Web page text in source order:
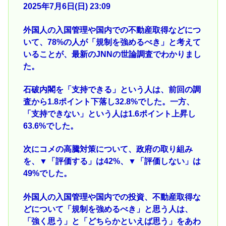
2025年7月6日(日) 23:09
外国人の入国管理や国内での不動産取得などにつ
いて、78%の人が「規制を強めるべき」と考えて
いることが、最新のJNNの世論調査でわかりまし
た。
石破内閣を「支持できる」という人は、前回の調
査から1.8ポイント下落し32.8%でした。一方、
「支持できない」という人は1.6ポイント上昇し
63.6%でした。
次にコメの高騰対策について、政府の取り組み
を、▼「評価する」は42%、▼「評価しない」は
49%でした。
外国人の入国管理や国内での投資、不動産取得な
どについて「規制を強めるべき」と思う人は、
「強く思う」と「どちらかといえば思う」をあわ